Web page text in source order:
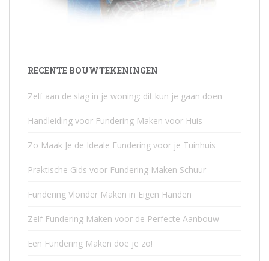
RECENTE BOUWTEKENINGEN
Zelf aan de slag in je woning: dit kun je gaan doen
Handleiding voor Fundering Maken voor Huis
Zo Maak Je de Ideale Fundering voor je Tuinhuis
Praktische Gids voor Fundering Maken Schuur
Fundering Vlonder Maken in Eigen Handen
Zelf Fundering Maken voor de Perfecte Aanbouw
Een Fundering Maken doe je zo!